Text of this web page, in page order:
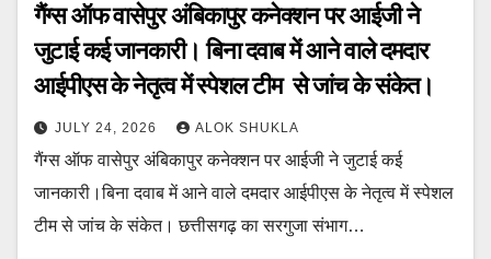
गैंग्स ऑफ वासेपुर अंबिकापुर कनेक्शन पर आईजी ने
जुटाई कई जानकारी। बिना दवाब में आने वाले दमदार
आईपीएस के नेतृत्व में स्पेशल टीम से जांच के संकेत।
JULY 24, 2026 ALOK SHUKLA
गैंग्स ऑफ वासेपुर अंबिकापुर कनेक्शन पर आईजी ने जुटाई कई
जानकारी।बिना दवाब में आने वाले दमदार आईपीएस के नेतृत्व में स्पेशल
टीम से जांच के संकेत। छत्तीसगढ़ का सरगुजा संभाग…